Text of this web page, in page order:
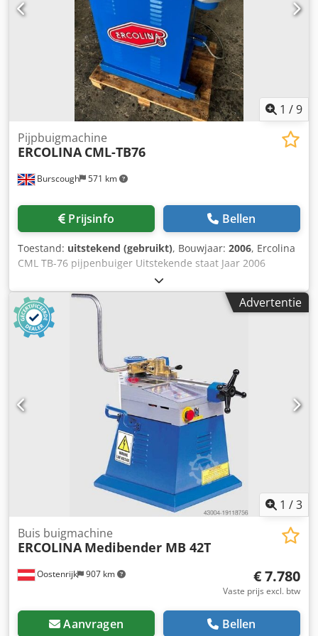
1 /9
Burscough 571 km
Pijpbuigmachine
ERCOLINA CML-TB76
Prijsinfo Bellen
Toestand: uitstekend (gebruikt), Bouwjaar: 2006, Ercolina
CML TB-76 pijpenbuiger Uitstekende staat Jaar 2006
Dcjdpfx Aju H Ibnjguok Voetpedaal Gewicht 193kg
Stroomvoorziening - 415v/3 fase
Advertentie
1 /3
Oostenrijk 907 km
Buis buigmachine
ERCOLINA Medibender MB 42T
€ 7.780
Vaste prijs excl. btw
Aanvragen Bellen